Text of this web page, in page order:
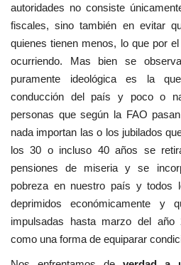
autoridades no consiste
fiscales, sino también en evitar
quienes tienen menos, lo que por
ocurriendo. Mas bien se
puramente ideológica es la
conducción del país y poco o
personas que según la FAO
nada importan las o los jubilados
los 30 o incluso 40 años se
pensiones de miseria y se
pobreza en nuestro país y todos
deprimidos económicamente y
impulsadas hasta marzo del año
como una forma de equiparar